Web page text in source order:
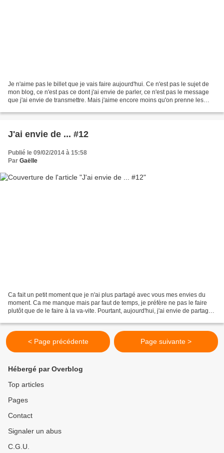
Je n'aime pas le billet que je vais faire aujourd'hui. Ce n'est pas le sujet de
mon blog, ce n'est pas ce dont j'ai envie de parler, ce n'est pas le message
que j'ai envie de transmettre. Mais j'aime encore moins qu'on prenne les
J'ai envie de ... #12
Publié le 09/02/2014 à 15:58
Par Gaëlle
Ca fait un petit moment que je n'ai plus partagé avec vous mes envies du
moment. Ca me manque mais par faut de temps, je préfère ne pas le faire
plutôt que de le faire à la va-vite. Pourtant, aujourd'hui, j'ai envie de partager
< Page précédente Page suivante >
Hébergé par Overblog
Top articles
Pages
Contact
Signaler un abus
C.G.U.